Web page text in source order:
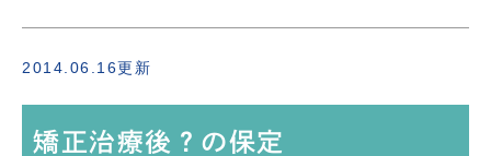
2014.06.16更新
矯正治療後？の保定